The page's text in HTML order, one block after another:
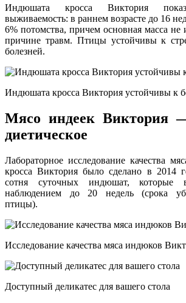
Индюшата кросса Виктория
выживаемость: в раннем возрасте до 16
6% потомства, причем основная масса не
причине травм. Птицы устойчивы к
болезней.
Индюшата кросса Виктория устойчивы к
Мясо индеек Виктория
диетическое
Лабораторное исследование качества
кросса Виктория было сделано в 2014
сотня суточных индюшат, которые
наблюдением до 20 недель (срока
птицы).
Исследование качества мяса индюков
Доступный деликатес для вашего стола